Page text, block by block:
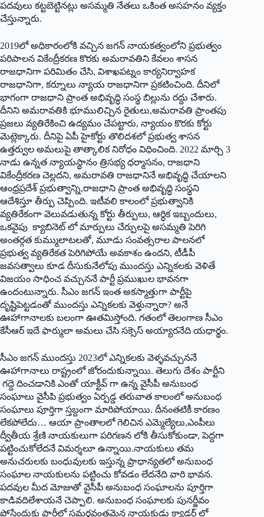
పదవులు కట్టబెట్టినట్లు అసమ్మతి నేతలు ఒకింత అసహనం వ్యక్తం
చేస్తున్నారు.
2019లో అధికారంలోకి వచ్చిన జగన్‌ ‌నాయకత్వంలోని ప్రభుత్వం
పరిపాలన వికేంద్రీకరణ కొరకు అమరావతిని కేవలం శాసన
రాజధానిగా పరిమితం చేసి, విశాఖపట్నం కార్యనిర్వాహక
రాజధానిగా, కర్నూలు న్యాయ రాజధానిగా ప్రకటించింది. దీనిలో
భాగంగా రాజధాని ప్రాంత అభివృద్ధి సంస్థ బిల్లును రద్దు చేశారు.
దీనిని అమరావతికి భూములిచ్చిన రైతులు,అమరావతి ప్రాంతపు
ప్రజలు వ్యతిరేకించి ఉద్యమం చేపట్టారు, న్యాయం కొరకు కోర్టు
మెట్లెక్కారు. దీనిపై ఏపీ హైకోర్టు తొలిదశలో ప్రభుత్వ శాసన
ఉత్తర్వుల అమలుపై తాత్కాలిక నిరోధం విధించింది. 2022 మార్చి 3
నాడు ఉన్నత న్యాయస్థానం త్రిసభ్య ధర్మాసనం, రాజధాని
వికేంద్రీకరణ చెల్లదని, అమరావతి రాజధానినే అభివృద్ధి చేయాలని
ఆంధ్రప్రదేశ్‌ ‌ప్రభుత్వాన్ని,రాజధాని ప్రాంత అభివృద్ధి సంస్థని
ఆదేశిస్తూ తీర్పు చెప్పింది. ఇటీవలి కాలంలో ప్రభుత్వానికి
వ్యతిరేకంగా వెలువడుతున్న కోర్టు తీర్పులు, ఆర్ధిక ఇబ్బందులు,
ఒకవైపు క్యాబినెట్‌ ‌లో మార్పులు చేర్పులపై అసమ్మతి పెరిగి
అంతర్గత కుమ్ములాటలతో, మూడు సంవత్సరాల పాలనలో
ప్రభుత్వ వ్యతిరేకత పెరిగిపోయే అవకాశం ఉందని, టీడీపీ
జవసత్వాలు కూడ దీసుకునేలోపు ముందస్తు ఎన్నికలకు వెళితే
విజయం సాధించ వచ్చుననే పార్టీ ప్రముఖుల భావనగా
ఉందంటున్నారు. సీఎం జగన్‌ ఇం‌త అకస్మాత్తుగా పార్టీపై
దృష్టిపెట్టడంతో ముందస్తు ఎన్నికలకు వెళ్తున్నారా? అనే
ఊహాగానాలకు బలంగా ఊతమిస్తోంది. గతంలో తెలంగాణ సీఎం
కేసీఆర్‌ ఇదే ఫార్ములా అమలు చేసి సక్సెస్‌ అయ్యారనేది యధార్థం.
సీఎం జగన్‌ ‌ముందస్తు 2023లో ఎన్నికలకు వెళ్ళవచ్చుననే
ఊహాగానాలు రాష్ట్రంలో జోరందుకున్నాయి. తెలుగు దేశం పార్టీని
గద్దె దించడానికి ఎంతో యాక్టీవ్‌ ‌గా ఉన్న వైసీపీ అనుబంధ
సంఘాలు వైసీపి ప్రభుత్వం ఏర్పడ్డ తరువాత కాలంలో అనుబంధ
సంఘాలు పూర్తిగా స్తబ్దంగా మారిపోయాయి. దీనంతటికీ కారణం
లేకపోలేదు… ఆయా ప్రాంతాలలో గెలిచిన ఎమ్మెల్యేలు,ఎంపీలు
ద్వీతీయ శ్రేణి నాయకులుగా పరిగణన లోకి తీసుకోకుండా, పెద్దగా
పట్టించుకోలేదనే విమర్శలూ ఉన్నాయి.నాయకులు తమ
అనుచరులకు బంధువులకు ఇస్తున్న ప్రాధాన్యతలో అనుబంధ
సంఘాల నాయకులను పట్టించు కోవడం లేదనేది వారి భావన.
పదవుల మీద మోజుతో వైసీపీ అనుబంధ సంఘాలను పూర్తిగా
కాడివదిలేశాయనే చెప్పాలి. అనుబంధ సంఘాలకు పునర్జీవం
పోసేందుకు పార్టీలో సమర్ధవంతమైన నాయకుడు క్యాడర్‌ ‌లో